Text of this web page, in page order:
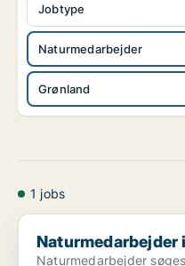
Naturmedarbejder
Grønland
Jobtype
1 jobs
Naturmedarbejder i Hele
Naturmedarbejder
Naturmedarbejder